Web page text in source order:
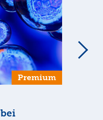
Premium